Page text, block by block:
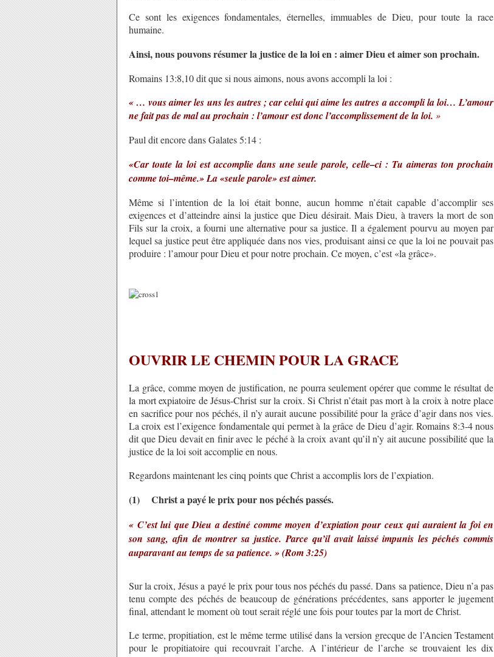
Ce sont les exigences fondamentales, éternelles, immuables de Dieu, pour toute la race
humaine.
Ainsi, nous pouvons résumer la justice de la loi en : aimer Dieu et aimer son prochain.
Romains 13:8,10 dit que si nous aimons, nous avons accompli la loi :
« … vous aimer les uns les autres ; car celui qui aime les autres a accompli la loi… L’amour
ne fait pas de mal au prochain : l’amour est donc l’accomplissement de la loi. »
Paul dit encore dans Galates 5:14 :
«Car toute la loi est accomplie dans une seule parole, celle–ci : Tu aimeras ton prochain
comme toi–même.» La «seule parole» est aimer.
Même si l’intention de la loi était bonne, aucun homme n’était capable d’accomplir ses
exigences et d’atteindre ainsi la justice que Dieu désirait. Mais Dieu, à travers la mort de son
Fils sur la croix, a fourni une alternative pour sa justice. Il a également pourvu au moyen par
lequel sa justice peut être appliquée dans nos vies, produisant ainsi ce que la loi ne pouvait pas
produire : l’amour pour Dieu et pour notre prochain. Ce moyen, c’est «la grâce».
OUVRIR LE CHEMIN POUR LA GRACE
La grâce, comme moyen de justification, ne pourra seulement opérer que comme le résultat de
la mort expiatoire de Jésus-Christ sur la croix. Si Christ n’était pas mort à la croix à notre place
en sacrifice pour nos péchés, il n’y aurait aucune possibilité pour la grâce d’agir dans nos vies.
La croix est l’exigence fondamentale qui permet à la grâce de Dieu d’agir. Romains 8:3-4 nous
dit que Dieu devait en finir avec le péché à la croix avant qu’il n’y ait aucune possibilité que la
justice de la loi soit accomplie en nous.
Regardons maintenant les cinq points que Christ a accomplis lors de l’expiation.
(1) Christ a payé le prix pour nos péchés passés.
« C’est lui que Dieu a destiné comme moyen d’expiation pour ceux qui auraient la foi en
son sang, afin de montrer sa justice. Parce qu’il avait laissé impunis les péchés commis
auparavant au temps de sa patience. » (Rom 3:25)
Sur la croix, Jésus a payé le prix pour tous nos péchés du passé. Dans sa patience, Dieu n’a pas
tenu compte des péchés de beaucoup de générations précédentes, sans apporter le jugement
final, attendant le moment où tout serait réglé une fois pour toutes par la mort de Christ.
Le terme, propitiation, est le même terme utilisé dans la version grecque de l’Ancien Testament
pour le propitiatoire qui recouvrait l’arche. A l’intérieur de l’arche se trouvaient les dix